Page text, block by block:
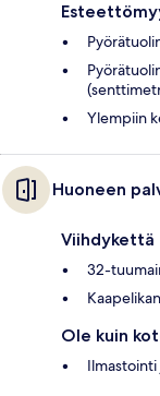
Ylempiin
Huoneen
Viihdykettä
32-
Ole kuin
Ilmastointi